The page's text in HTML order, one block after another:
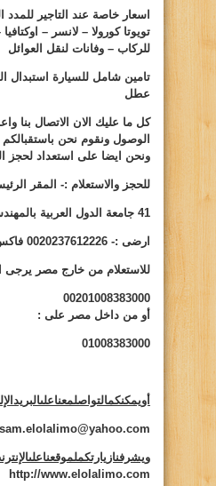
اسعار خاصة عند التاجير للمدد
تويوتا كورولا – لانسر –
للركاب – وفانات لنقل العوائل
تامين شامل للسيارة استبدال
عطل
كل ما عليك الان الاتصال بنا
الوصول ونقوم نحن
ونحن ايضا على استعداد لحجز
للحجز والاستعلام :- المقر
41 جامعة الدول العربية بالمهندسين
ارضى :- 0020237612226
للاستعلام من خارج مصر يرجى
00201008383000
أو من داخل مصر على :
01008383000
http://www.elolalimo.com